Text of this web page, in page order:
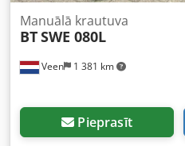
Veen 1 381 km
Manuālā krautuva
BTSWE 080L
Pieprasīt